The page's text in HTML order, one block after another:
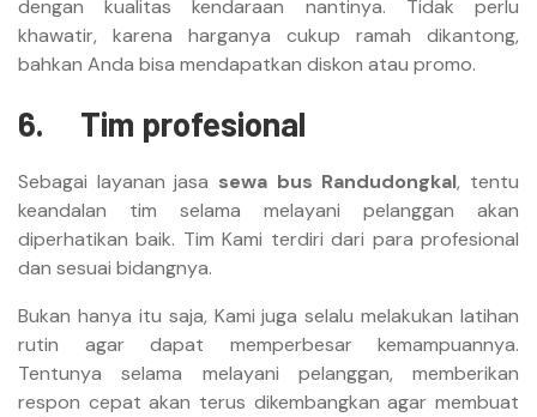
dengan kualitas kendaraan nantinya. Tidak perlu
khawatir, karena harganya cukup ramah dikantong,
bahkan Anda bisa mendapatkan diskon atau promo.
6. Tim profesional
Sebagai layanan jasa sewa bus Randudongkal, tentu
keandalan tim selama melayani pelanggan akan
diperhatikan baik. Tim Kami terdiri dari para profesional
dan sesuai bidangnya.
Bukan hanya itu saja, Kami juga selalu melakukan latihan
rutin agar dapat memperbesar kemampuannya.
Tentunya selama melayani pelanggan, memberikan
respon cepat akan terus dikembangkan agar membuat